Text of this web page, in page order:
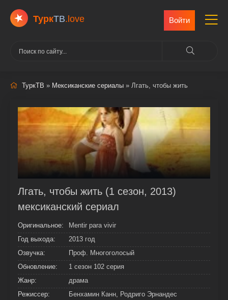
ТуркТВ.love Войти
ТуркТВ » Мексиканские сериалы » Лгать, чтобы жить
Лгать, чтобы жить (1 сезон, 2013)
мексиканский сериал
Оригинальное:
Mentir para vivir
Год выхода:
2013 год
Озвучка:
Проф. Многоголосый
Обновление:
1 сезон 102 серия
Жанр:
драма
Режиссер:
Бенхамин Канн, Родриго Эрнандес